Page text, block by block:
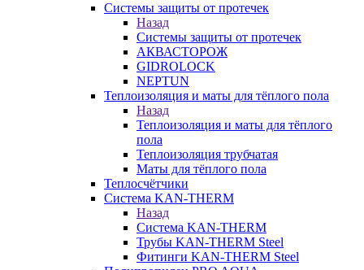
Системы защиты от протечек
Назад
Системы защиты от протечек
АКВАСТОРОЖ
GIDROLOCK
NEPTUN
Теплоизоляция и маты для тёплого пола
Назад
Теплоизоляция и маты для тёплого
пола
Теплоизоляция трубчатая
Маты для тёплого пола
Теплосчётчики
Система KAN-THERM
Назад
Система KAN-THERM
Трубы KAN-THERM Steel
Фитинги KAN-THERM Steel